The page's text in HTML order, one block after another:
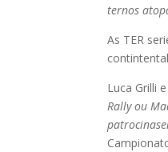
ternos
As TER
Luca Grilli
Rally ou